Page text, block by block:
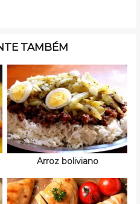
TAMBÉM
Arroz boliviano